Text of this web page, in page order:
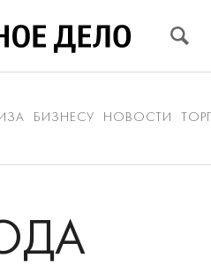
БИЗНЕСУ НОВОСТИ